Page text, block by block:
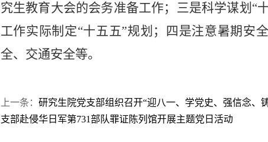
究生教育大会的会务准备工作；三是科学谋划“
工作实际制定“十五五”规划；四是注意暑期安
全、交通安全等。
上一条： 研究生院党支部组织召开“迎八一、学党史、强信念、
支部赴侵华日军第731部队罪证陈列馆开展主题党日活动